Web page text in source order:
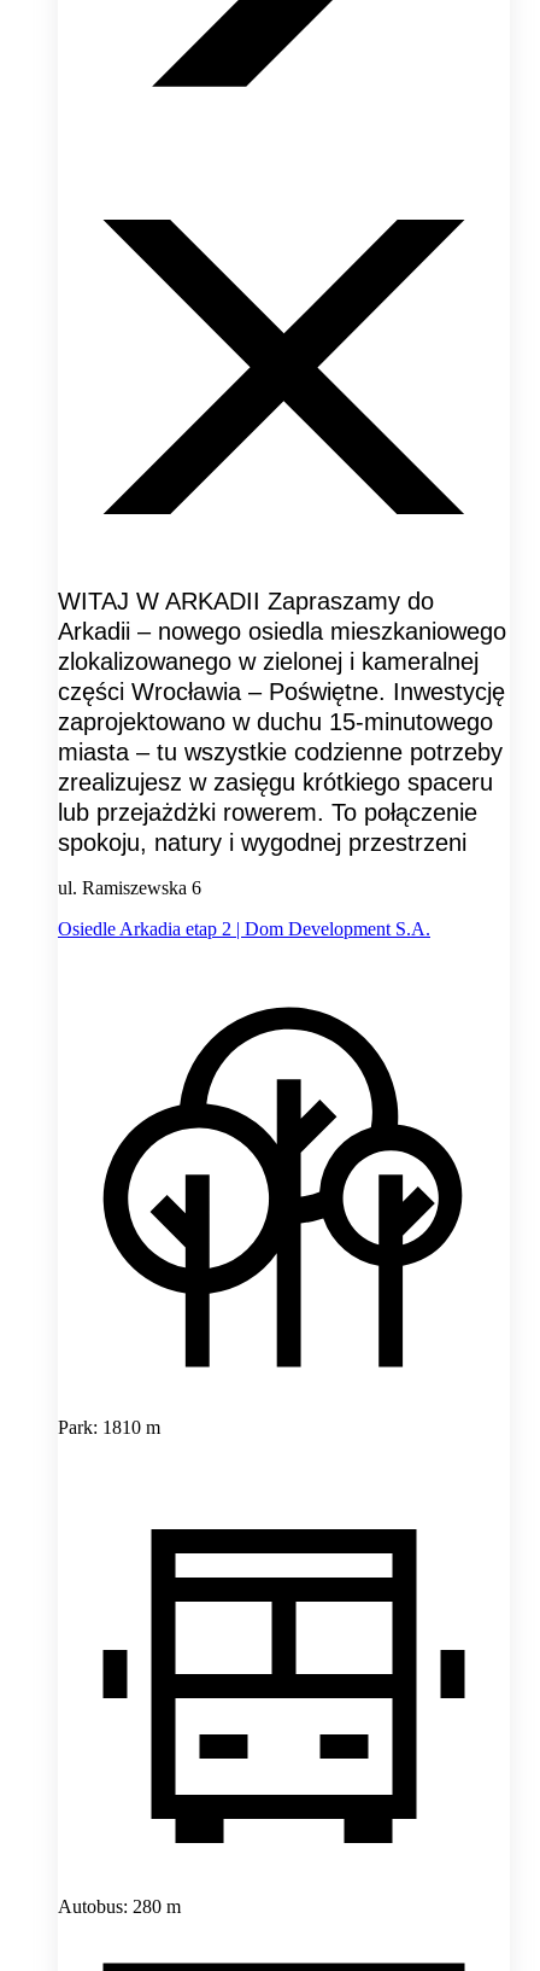
WITAJ W ARKADII Zapraszamy do
Arkadii – nowego osiedla mieszkaniowego
zlokalizowanego w zielonej i kameralnej
części Wrocławia – Poświętne. Inwestycję
zaprojektowano w duchu 15-minutowego
miasta – tu wszystkie codzienne potrzeby
zrealizujesz w zasięgu krótkiego spaceru
lub przejażdżki rowerem. To połączenie
spokoju, natury i wygodnej przestrzeni
ul. Ramiszewska 6
Osiedle Arkadia etap 2 | Dom Development S.A.
Park: 1810 m
Autobus: 280 m